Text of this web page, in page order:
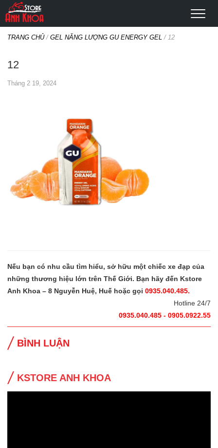
TRANG CHỦ/ GEL NĂNG LƯỢNG GU ENERGY GEL / 12
12
Tháng 2 19, 2024
Nếu bạn có nhu cầu tìm hiểu, sở hữu một chiếc xe đạp của
những thương hiệu lớn trên Thế Giới. Bạn hãy đến Kstore
Anh Khoa – 8 Nguyễn Huệ, Huế hoặc gọi 0935.040.485.
Hotline 24/7
0935.040.485 - 0905.0922.55
BÌNH LUẬN
KSTORE ANH KHOA